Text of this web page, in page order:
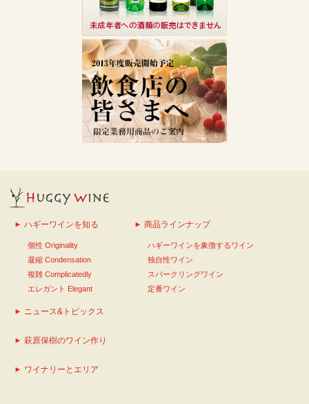
ハギーワインを知る
個性 Originality
凝縮 Condensation
複雑 Complicatedly
エレガント Elegant
商品ラインナップ
ハギーワインを象徴するワイン
独自性ワイン
スパークリングワイン
定番ワイン
ニュース&トピックス
萩原保樹のワイン作り
ワイナリーとエリア